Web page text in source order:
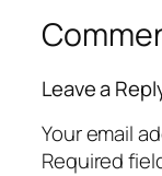
Leave a
Your email
Required